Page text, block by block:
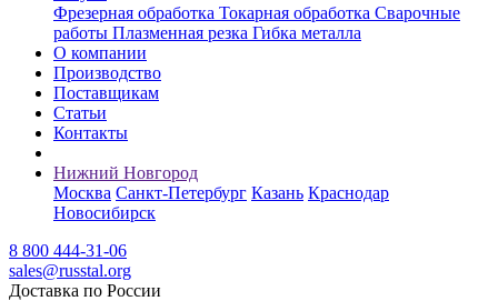
Фрезерная обработка Токарная обработка Сварочные
работы Плазменная резка Гибка металла
О компании
Производство
Поставщикам
Статьи
Контакты
Нижний Новгород
Москва Санкт-Петербург Казань Краснодар
Новосибирск
8 800 444-31-06
sales@russtal.org
Доставка по России